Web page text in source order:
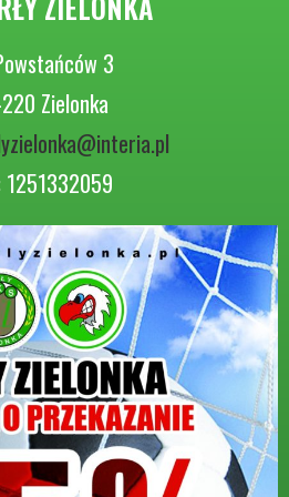
3
Zielonka
1251332059